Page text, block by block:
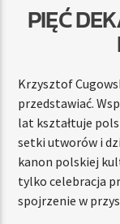
PIĘĆ
Krzysztof
przedstawiać.
lat kształtuje
setki utworów i
kanon polskiej
tylko celebracja
spojrzenie w